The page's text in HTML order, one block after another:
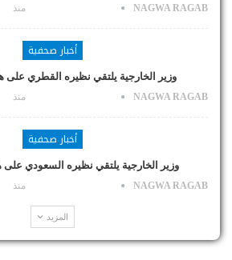
NAGWA RAGAB منذ
أخبار صحفية
وزير الخارجية يلتقي نظيره القطري
NAGWA RAGAB منذ
أخبار صحفية
وزير الخارجية يلتقي نظيره السعودي
NAGWA RAGAB منذ
المزيد